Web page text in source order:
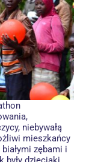
niebywałą
mieszkańcy
zębami i